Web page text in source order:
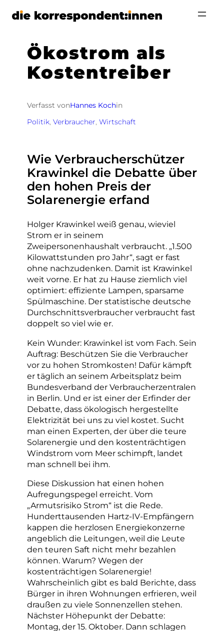
Zum
springenÖkostrom als
Kostentreiber
Verfasst vonHannes Kochin
Politik, Verbraucher, Wirtschaft
Wie Verbraucherschützer
Krawinkel die Debatte über
den hohen Preis der
Solarenergie erfand
Holger Krawinkel weiß genau, wieviel
Strom er in seinem
Zweipersonenhaushalt verbraucht. „1.500
Kilowattstunden pro Jahr“, sagt er fast
ohne nachzudenken. Damit ist Krawinkel
weit vorne. Er hat zu Hause ziemlich viel
optimiert: effiziente Lampen, sparsame
Spülmaschine. Der statistische deutsche
Durchschnittsverbraucher verbraucht fast
doppelt so viel wie er.
Kein Wunder: Krawinkel ist vom Fach. Sein
Auftrag: Beschützen Sie die Verbraucher
vor zu hohen Stromkosten! Dafür kämpft
er täglich an seinem Arbeitsplatz beim
Bundesverband der Verbraucherzentralen
in Berlin. Und er ist einer der Erfinder der
Debatte, dass ökologisch hergestellte
Elektrizität bei uns zu viel kostet. Sucht
man einen Experten, der über die teure
Solarenergie und den kostenträchtigen
Windstrom vom Meer schimpft, landet
man schnell bei ihm.
Diese Diskussion hat einen hohen
Aufregungspegel erreicht. Vom
„Armutsrisiko Strom“ ist die Rede.
Hunderttausenden Hartz-IV-Empfängern
kappen die herzlosen Energiekonzerne
angeblich die Leitungen, weil die Leute
den teuren Saft nicht mehr bezahlen
können. Warum? Wegen der
kostenträchtigen Solarenergie!
Wahrscheinlich gibt es bald Berichte, dass
Bürger in ihren Wohnungen erfrieren, weil
draußen zu viele Sonnenzellen stehen.
Nächster Höhepunkt der Debatte:
Montag, der 15. Oktober. Dann schlagen